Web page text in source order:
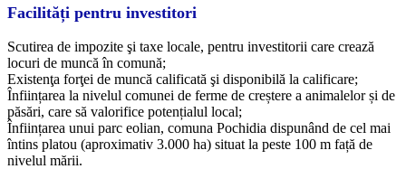
Facilități pentru investitori
Scutirea de impozite şi taxe locale, pentru investitorii care crează
locuri de muncă în comună;
Existenţa forţei de muncă calificată şi disponibilă la calificare;
Înființarea la nivelul comunei de ferme de creștere a animalelor și de
păsări, care să valorifice potențialul local;
Înființarea unui parc eolian, comuna Pochidia dispunând de cel mai
întins platou (aproximativ 3.000 ha) situat la peste 100 m față de
nivelul mării.